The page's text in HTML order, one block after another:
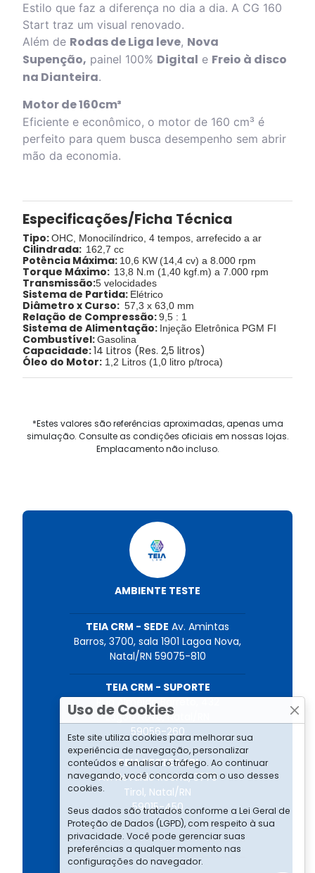
Estilo que faz a diferença no dia a dia. A CG 160
Start traz um visual renovado.
Além de Rodas de Liga leve, Nova
Supenção, painel 100% Digital e Freio à disco
na Dianteira.
Motor de 160cm³
Eficiente e econômico, o motor de 160 cm³ é
perfeito para quem busca desempenho sem abrir
mão da economia.
Especificações/Ficha Técnica
Tipo:OHC, Monocilíndrico, 4 tempos, arrefecido a ar
Cilindrada: 162,7 cc
Potência Máxima: 10,6 KW (14,4 cv) a 8.000 rpm
Torque Máximo: 13,8 N.m (1,40 kgf.m) a 7.000 rpm
Transmissão:5 velocidades
Sistema de Partida: Elétrico
Diâmetro x Curso: 57,3 x 63,0 mm
Relação de Compressão:9,5 : 1
Sistema de Alimentação: Injeção Eletrônica PGM FI
Combustível:Gasolina
Capacidade:14 Litros (Res. 2,5 litros)
Óleo do Motor: 1,2 Litros (1,0 litro p/troca)
*Estes valores são referências aproximadas, apenas uma
simulação. Consulte as condições oficiais em nossas lojas.
Emplacamento não incluso.
AMBIENTE TESTE
TEIA CRM - SEDE Av. Amintas
Barros, 3700, sala 1901 Lagoa Nova,
Natal/RN 59075-810
TEIA CRM - SUPORTE
Rua Almeida Barreto, 432
Lagoa Nova, Natal/RN
59056-260
TEIA TESTES API
Av. Nevaldo Rocha, 3775
Tirol, Natal/RN
59015-450
Uso de Cookies
Este site utiliza cookies para melhorar sua
experiência de navegação, personalizar
conteúdos e analisar o tráfego. Ao continuar
navegando, você concorda com o uso desses
cookies.
Seus dados são tratados conforme a Lei Geral de
Proteção de Dados (LGPD), com respeito à sua
privacidade. Você pode gerenciar suas
preferências a qualquer momento nas
configurações do navegador.